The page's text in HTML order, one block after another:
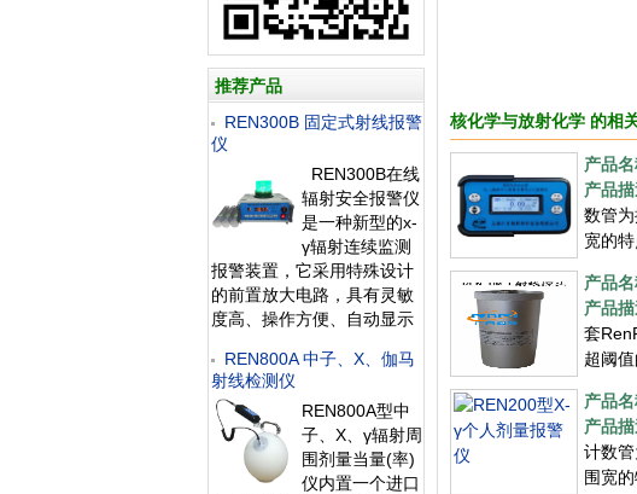
推荐产品
REN300B 固定式射线报警
仪
REN300B在线
辐射安全报警仪
是一种新型的x-
γ辐射连续监测
报警装置，它采用特殊设计
的前置放大电路，具有灵敏
度高、操作方便、自动显示
时给出xγ辐射剂量率；仪器
内置海量数据存储功能，能
存储10年的历史数据且标配
提供强大的RenLocal辐射监
测数据分析软件。考虑
REN800A 中子、X、伽马
射线检测仪
REN800A型中
子、X、γ辐射周
围剂量当量(率)
仪内置一个进口
核化学与放射化学 的相
产品名
产品描
数管
宽的
产品名
产品描
套
超阈
产品名
产品描
计数
围宽